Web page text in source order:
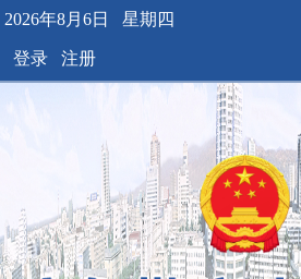
2026年8月6日 星期四
登录 注册